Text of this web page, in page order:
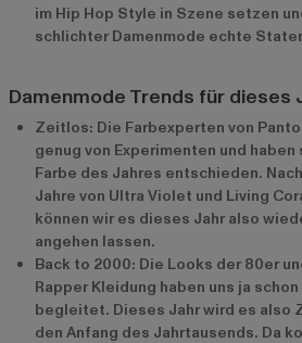
im Hip Hop Style in Szene setzen
schlichter Damenmode echte
Damenmode Trends für dieses
Zeitlos: Die Farbexperten von
genug von Experimenten und
Farbe des Jahres entschieden.
Jahre von Ultra Violet und Living
können wir es dieses Jahr also
angehen lassen.
Back to 2000: Die Looks der 80er
Rapper Kleidung haben uns ja
begleitet. Dieses Jahr wird es also
den Anfang des Jahrtausends. Da